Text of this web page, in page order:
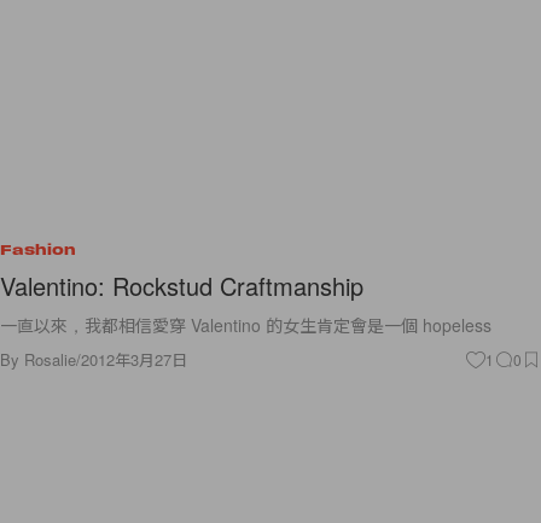
Fashion
Valentino: Rockstud Craftmanship
一直以來，我都相信愛穿 Valentino 的女生肯定會是一個 hopeless
By Rosalie/2012年3月27日 1 0